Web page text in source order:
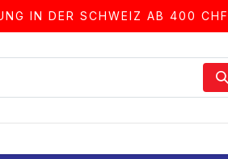
IN DER SCHWEIZ AB 400 CHF